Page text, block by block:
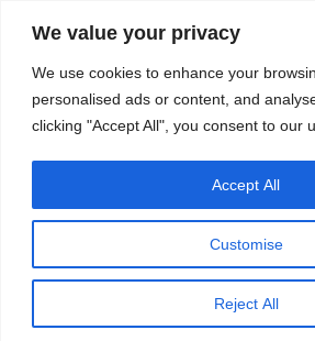
We value your privacy
We use cookies to enhance your
personalised ads or content, and
clicking "Accept All", you consent to our
Customise
Reject All
Accept All
स्रोत
मेनू
प्रकाशित
प्रागैतिहासिक युग के बच्चे और
उपयोग